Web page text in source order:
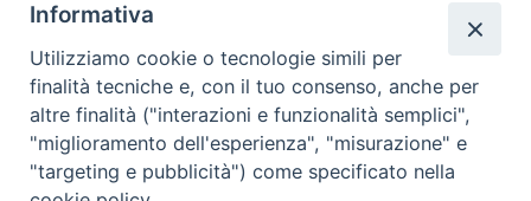
SCRIVICI
La Difesa srl - P.iva 05125420280
La Difesa del Popolo percepisce i contributi pubblici all'editoria.
Informativa
Utilizziamo cookie o tecnologie simili per
finalità tecniche e, con il tuo consenso, anche per
altre finalità ("interazioni e funzionalità semplici",
"miglioramento dell'esperienza", "misurazione" e
"targeting e pubblicità") come specificato nella